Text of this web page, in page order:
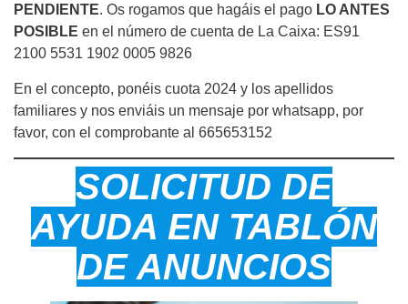
PENDIENTE. Os rogamos que hagáis el pago LO ANTES
POSIBLE en el número de cuenta de La Caixa: ES91
2100 5531 1902 0005 9826
En el concepto, ponéis cuota 2024 y los apellidos
familiares y nos enviáis un mensaje por whatsapp, por
favor, con el comprobante al 665653152
SOLICITUD DE
AYUDA EN TABLÓN
DE ANUNCIOS